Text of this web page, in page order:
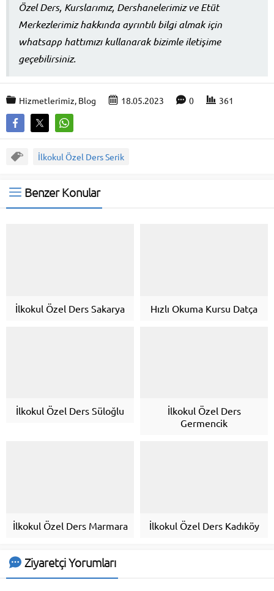
Özel Ders, Kurslarımız, Dershanelerimiz ve Etüt
Merkezlerimiz hakkında ayrıntılı bilgi almak için
whatsapp hattımızı kullanarak bizimle iletişime
geçebilirsiniz.
Hizmetlerimiz, Blog 18.05.2023 0 361
İlkokul Özel Ders Serik
Benzer Konular
İlkokul Özel Ders Sakarya Hızlı Okuma Kursu Datça
İlkokul Özel Ders Süloğlu
İlkokul Özel Ders
Germencik
İlkokul Özel Ders Marmara İlkokul Özel Ders Kadıköy
Ziyaretçi Yorumları